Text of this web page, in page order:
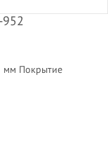
952
мм Покрытие